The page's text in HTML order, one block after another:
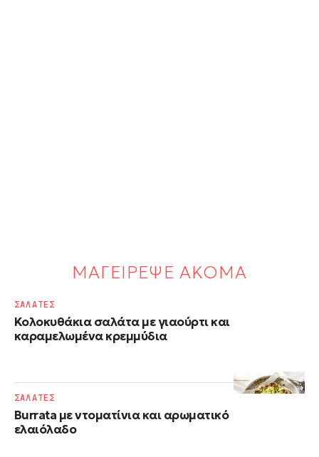
ΜΑΓΕΙΡΕΨΕ ΑΚΟΜΑ
Κολοκυθάκια σαλάτα με γιαούρτι και
καραμελωμένα κρεμμύδια
ΣΑΛΑΤΕΣ
Burrata με ντοματίνια και αρωματικό
ελαιόλαδο
ΣΑΛΑΤΕΣ